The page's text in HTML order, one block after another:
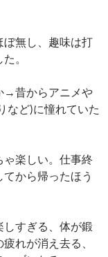
無し、趣味は打
。
→昔からアニメや
など)に憧れていた
楽しい。仕事終
から帰ったほう
すぎる、体が鍛
れが消え去る、